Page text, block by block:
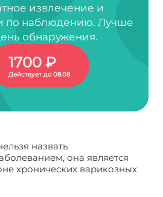
извлечение и
по наблюдению. Лучше
обнаружения.
1700 ₽
Действует до 08.08
назвать
она является
хронических варикозных